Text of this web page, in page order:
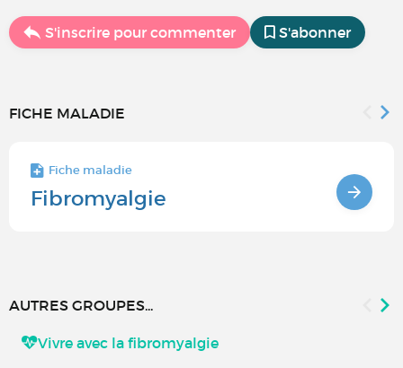
S'inscrire pour commenter S'abonner
FICHE MALADIE
Fiche maladie
Fibromyalgie
AUTRES GROUPES...
Vivre avec la fibromyalgie